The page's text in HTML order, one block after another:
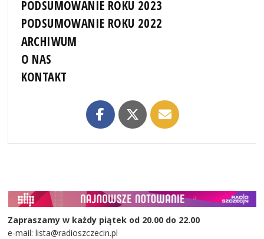
PODSUMOWANIE ROKU 2023
PODSUMOWANIE ROKU 2022
ARCHIWUM
O NAS
KONTAKT
Zapraszamy w każdy piątek od 20.00 do 22.00
e-mail: lista@radioszczecin.pl